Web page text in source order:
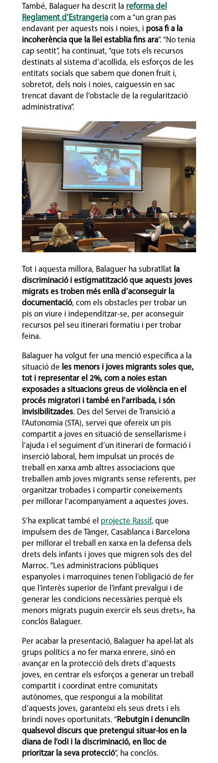
També, Balaguer ha descrit la reforma del
Reglament d’Estrangeriacom a “un gran pas
endavant per aquests nois i noies, i posa fi a la
incoherència que la llei establia fins ara”. “No tenia
cap sentit”, ha continuat, “que tots els recursos
destinats al sistema d’acollida, els esforços de les
entitats socials que sabem que donen fruit i,
sobretot, dels nois i noies, caiguessin en sac
trencat davant de l’obstacle de la regularització
administrativa”.
Tot i aquesta millora, Balaguer ha subratllat la
discriminació i estigmatització que aquests joves
migrats es troben més enllà d’aconseguir la
documentació, com els obstacles per trobar un
pis on viure i independitzar-se, per aconseguir
recursos pel seu itinerari formatiu i per trobar
feina.
Balaguer ha volgut fer una menció específica a la
situació de les menors i joves migrants soles que,
tot i representar el 2%, com a noies estan
exposades a situacions greus de violència en el
procés migratori i també en l’arribada, i són
invisibilitzades. Des del Servei de Transició a
l’Autonomia (STA), servei que ofereix un pis
compartit a joves en situació de sensellarisme i
l’ajuda i el seguiment d’un itinerari de formació i
inserció laboral, hem impulsat un procés de
treball en xarxa amb altres associacions que
treballen amb joves migrants sense referents, per
organitzar trobades i compartir coneixements
per millorar l’acompanyament a aquestes joves.
S’ha explicat també el projecte Rassif, que
impulsem des de Tànger, Casablanca i Barcelona
per millorar el treball en xarxa en la defensa dels
drets dels infants i joves que migren sols des del
Marroc. “Les administracions públiques
espanyoles i marroquines tenen l’obligació de fer
que l’interès superior de l’infant prevalgui i de
generar les condicions necessàries perquè els
menors migrats puguin exercir els seus drets», ha
conclòs Balaguer.
Per acabar la presentació, Balaguer ha apel·lat als
grups polítics a no fer marxa enrere, sinó en
avançar en la protecció dels drets d’aquests
joves, en centrar els esforços a generar un treball
compartit i coordinat entre comunitats
autònomes, que respongui a la mobilitat
d’aquests joves, garanteixi els seus drets i els
brindi noves oportunitats. “Rebutgin i denunciïn
qualsevol discurs que pretengui situar-los en la
diana de l’odi i la discriminació, en lloc de
prioritzar la seva protecció”, ha conclòs.